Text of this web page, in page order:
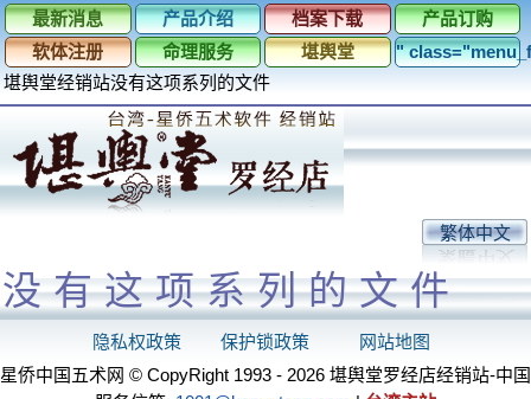
最新消息 产品介绍 档案下载
产品订购
软体注册
命理服务 堪舆堂
"
堪舆堂经销站没有这项系列的文件
繁体中文
没有这项系列的文件
隐私权政策 保护锁政策
网站地图
星侨中国五术网 © CopyRight 1993 - 2026 堪舆堂罗经店经销站-中国